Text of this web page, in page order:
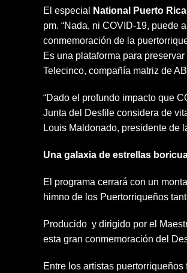
El especial National Puerto
pm. “Nada, ni COVID-19, puede
conmemoración de la
Es una plataforma para
Telecinco, compañía matriz de
“Dado el profundo impacto que
Junta del Desfile considera de
Louis Maldonado, presidente de
Una galaxia de estrellas
El programa cerrará con un
himno de los Puertorriqueños
Producido y dirigido por el
esta gran conmemoración del
Entre los artistas